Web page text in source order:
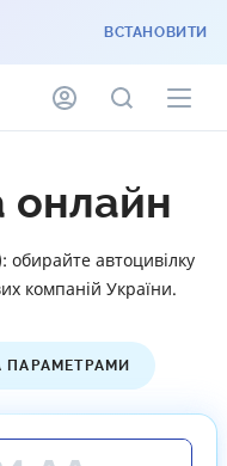
ВСТАНОВИТИ
онлайн
автоцивілку
компаній України.
ПАРАМЕТРАМИ